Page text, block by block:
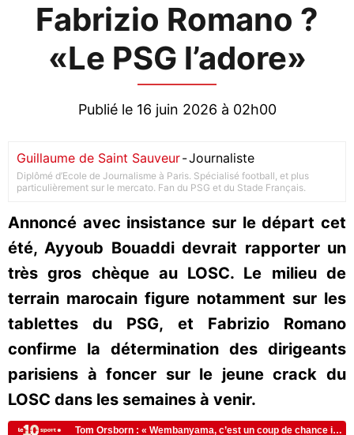
Fabrizio Romano ?
«Le PSG l’adore»
Publié le 16 juin 2026 à 02h00
Guillaume de Saint Sauveur-Journaliste
Diplômé d’Ecole de Journalisme à Paris. Spécialisé football, et plus
particulièrement sur le mercato. Fan du PSG et du Stade Français.
Annoncé avec insistance sur le départ cet
été, Ayyoub Bouaddi devrait rapporter un
très gros chèque au LOSC. Le milieu de
terrain marocain figure notamment sur les
tablettes du PSG, et Fabrizio Romano
confirme la détermination des dirigeants
parisiens à foncer sur le jeune crack du
LOSC dans les semaines à venir.